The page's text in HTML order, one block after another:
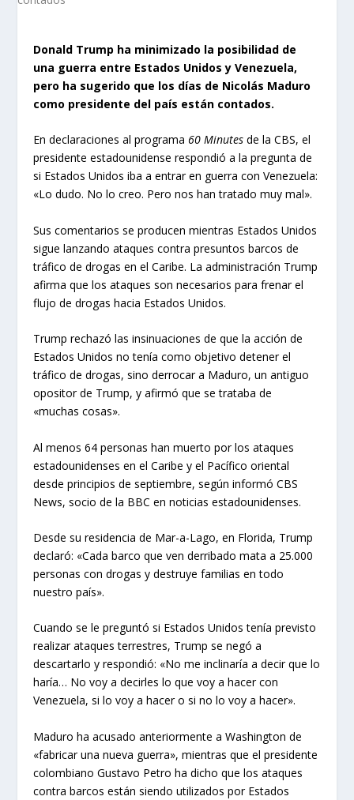
Donald Trump ha minimizado la posibilidad de
una guerra entre Estados Unidos y Venezuela,
pero ha sugerido que los días de Nicolás Maduro
como presidente del país están contados.
En declaraciones al programa 60 Minutes de la CBS, el
presidente estadounidense respondió a la pregunta de
si Estados Unidos iba a entrar en guerra con Venezuela:
«Lo dudo. No lo creo. Pero nos han tratado muy mal».
Sus comentarios se producen mientras Estados Unidos
sigue lanzando ataques contra presuntos barcos de
tráfico de drogas en el Caribe. La administración Trump
afirma que los ataques son necesarios para frenar el
flujo de drogas hacia Estados Unidos.
Trump rechazó las insinuaciones de que la acción de
Estados Unidos no tenía como objetivo detener el
tráfico de drogas, sino derrocar a Maduro, un antiguo
opositor de Trump, y afirmó que se trataba de
«muchas cosas».
Al menos 64 personas han muerto por los ataques
estadounidenses en el Caribe y el Pacífico oriental
desde principios de septiembre, según informó CBS
News, socio de la BBC en noticias estadounidenses.
Desde su residencia de Mar-a-Lago, en Florida, Trump
declaró: «Cada barco que ven derribado mata a 25.000
personas con drogas y destruye familias en todo
nuestro país».
Cuando se le preguntó si Estados Unidos tenía previsto
realizar ataques terrestres, Trump se negó a
descartarlo y respondió: «No me inclinaría a decir que lo
haría… No voy a decirles lo que voy a hacer con
Venezuela, si lo voy a hacer o si no lo voy a hacer».
Maduro ha acusado anteriormente a Washington de
«fabricar una nueva guerra», mientras que el presidente
colombiano Gustavo Petro ha dicho que los ataques
contra barcos están siendo utilizados por Estados